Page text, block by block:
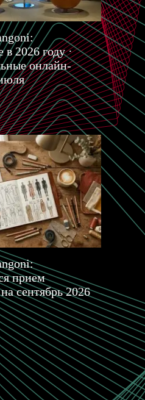
в 2026 году ·
онлайн-
прием
сентябрь 2026